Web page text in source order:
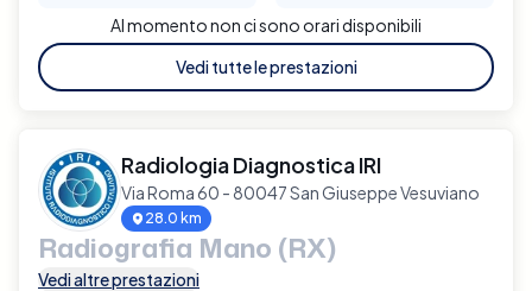
Al momento non ci sono orari disponibili
Vedi tutte le prestazioni
Radiologia Diagnostica IRI
Via Roma 60 - 80047 San Giuseppe Vesuviano
28.0 km
Radiografia Mano (RX)
Vedi altre prestazioni